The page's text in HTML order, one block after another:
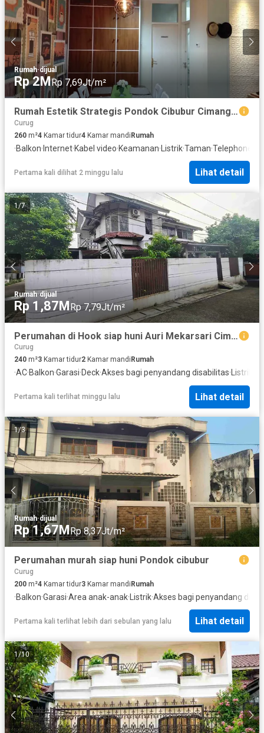
Rumah·dijual
Rp 2MRp 7,69Jt/m²
Rumah Estetik Strategis Pondok Cibubur Cimanggis Depok
Curug
260 m²4 Kamar tidur4 Kamar mandiRumah
·Balkon· Internet·Kabel video·Keamanan· Listrik·Taman·Telephone
Pertama kali dilihat 2 minggu lalu Lihat detail
1/7
Rumah·dijual
Rp 1,87MRp 7,79Jt/m²
Perumahan di Hook siap huni Auri Mekarsari Cimanggis Depok
Curug
240 m²3 Kamar tidur2 Kamar mandi Rumah
·AC·Balkon·Garasi·Deck·Akses bagi penyandang disabilitas·Listrik
Pertama kali terlihat minggu lalu Lihat detail
1/3
Rumah·dijual
Rp 1,67MRp 8,37Jt/m²
Perumahan murah siap huni Pondok cibubur
Curug
200 m²4 Kamar tidur3 Kamar mandi Rumah
·Balkon·Garasi·Area anak-anak· Listrik·Akses bagi penyandang
Pertama kali terlihat lebih dari sebulan yang lalu Lihat detail
1/10